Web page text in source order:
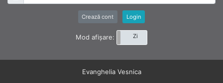
Crează cont Login
Mod afișare:
Noapte Zi
Evanghelia Vesnica